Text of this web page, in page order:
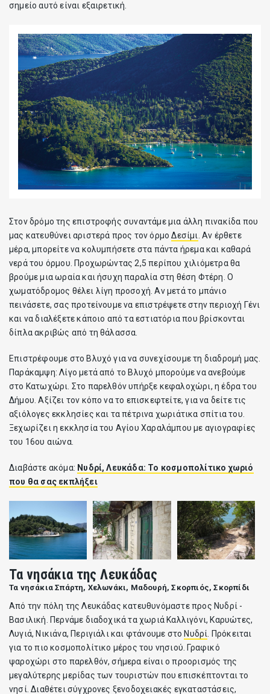
σημείο αυτό είναι εξαιρετική.
Στον δρόμο της επιστροφής συναντάμε μια άλλη πινακίδα που
μας κατευθύνει αριστερά προς τον όρμοΔεσίμι. Αν έρθετε
μέρα, μπορείτε να κολυμπήσετε στα πάντα ήρεμα και καθαρά
νερά του όρμου. Προχωρώντας 2,5 περίπου χιλιόμετρα θα
βρούμε μια ωραία και ήσυχη παραλία στη θέση Φτέρη. Ο
χωματόδρομος θέλει λίγη προσοχή. Αν μετά το μπάνιο
πεινάσετε, σας προτείνουμε να επιστρέψετε στην περιοχή Γένι
και να διαλέξετε κάποιο από τα εστιατόρια που βρίσκονται
δίπλα ακριβώς από τη θάλασσα.
Επιστρέφουμε στο Βλυχό για να συνεχίσουμε τη διαδρομή μας.
Παράκαμψη: Λίγο μετά από το Βλυχό μπορούμε να ανεβούμε
στο Κατωχώρι. Στο παρελθόν υπήρξε κεφαλοχώρι, η έδρα του
Δήμου. Αξίζει τον κόπο να το επισκεφτείτε, για να δείτε τις
αξιόλογες εκκλησίες και τα πέτρινα χωριάτικα σπίτια του.
Ξεχωρίζει η εκκλησία του Αγίου Χαραλάμπου με αγιογραφίες
του 16ου αιώνα.
Διαβάστε ακόμα: Νυδρί, Λευκάδα: Το κοσμοπολίτικο χωριό
που θα σας εκπλήξει
Τα νησάκια της Λευκάδας
Τα νησάκια Σπάρτη, Χελωνάκι, Μαδουρή, Σκορπιός, Σκορπίδι
Από την πόλη της Λευκάδας κατευθυνόμαστε προς Νυδρί -
Βασιλική. Περνάμε διαδοχικά τα χωριά Καλλιγόνι, Καρυώτες,
Λυγιά, Νικιάνα, Περιγιάλι και φτάνουμε στο Νυδρί. Πρόκειται
για το πιο κοσμοπολίτικο μέρος του νησιού. Γραφικό
ψαροχώρι στο παρελθόν, σήμερα είναι ο προορισμός της
μεγαλύτερης μερίδας των τουριστών που επισκέπτονται το
νησί. Διαθέτει σύγχρονες ξενοδοχειακές εγκαταστάσεις,